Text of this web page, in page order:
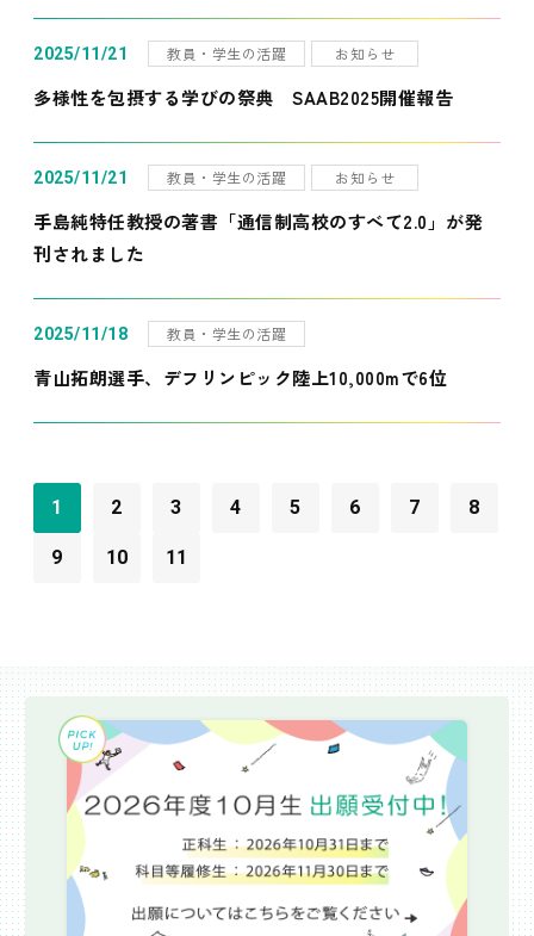
2025/11/21 教員・学生の活躍 お知らせ
多様性を包摂する学びの祭典 SAAB2025開催報告
2025/11/21 教員・学生の活躍 お知らせ
手島純特任教授の著書「通信制高校のすべて2.0」が発
刊されました
2025/11/18 教員・学生の活躍
青山拓朗選手、デフリンピック陸上10,000mで6位
1 2 3 4 5 6 7 8
9 10 11